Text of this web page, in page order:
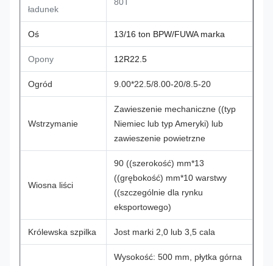
ładunek
Oś 13/16 ton BPW/FUWA marka
Opony 12R22.5
Ogród 9.00*22.5/8.00-20/8.5-20
Wstrzymanie
Zawieszenie mechaniczne ((typ
Niemiec lub typ Ameryki) lub
zawieszenie powietrzne
Wiosna liści
90 ((szerokość) mm*13
((grębokość) mm*10 warstwy
((szczególnie dla rynku
eksportowego)
Królewska szpilka Jost marki 2,0 lub 3,5 cala
Wysokość: 500 mm, płytka górna